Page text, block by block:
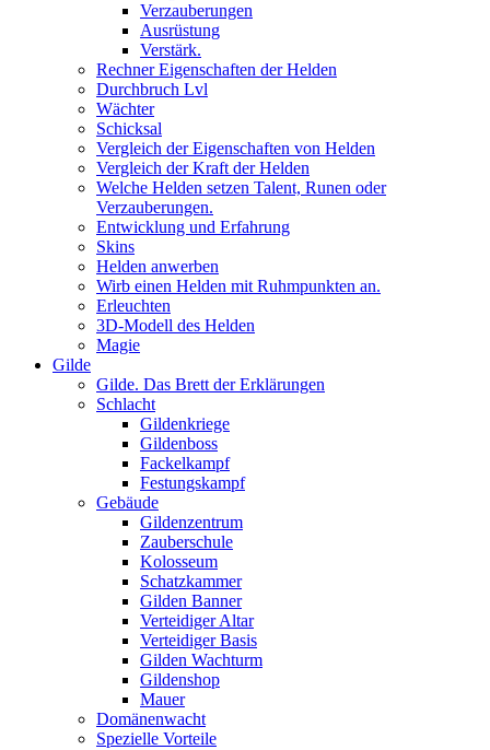
Verzauberungen
Ausrüstung
Verstärk.
Rechner Eigenschaften der Helden
Durchbruch Lvl
Wächter
Schicksal
Vergleich der Eigenschaften von Helden
Vergleich der Kraft der Helden
Welche Helden setzen Talent, Runen oder
Verzauberungen.
Entwicklung und Erfahrung
Skins
Helden anwerben
Wirb einen Helden mit Ruhmpunkten an.
Erleuchten
3D-Modell des Helden
Magie
Gilde
Gilde. Das Brett der Erklärungen
Schlacht
Gildenkriege
Gildenboss
Fackelkampf
Festungskampf
Gebäude
Gildenzentrum
Zauberschule
Kolosseum
Schatzkammer
Gilden Banner
Verteidiger Altar
Verteidiger Basis
Gilden Wachturm
Gildenshop
Mauer
Domänenwacht
Spezielle Vorteile